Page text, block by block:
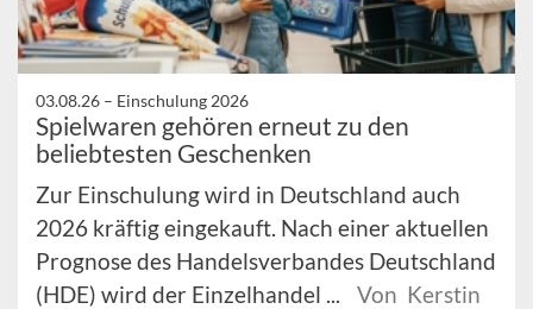
03.08.26 – Einschulung 2026
Spielwaren gehören erneut zu den
beliebtesten Geschenken
Zur Einschulung wird in Deutschland auch
2026 kräftig eingekauft. Nach einer aktuellen
Prognose des Handelsverbandes Deutschland
(HDE) wird der Einzelhandel ...
Von Kerstin